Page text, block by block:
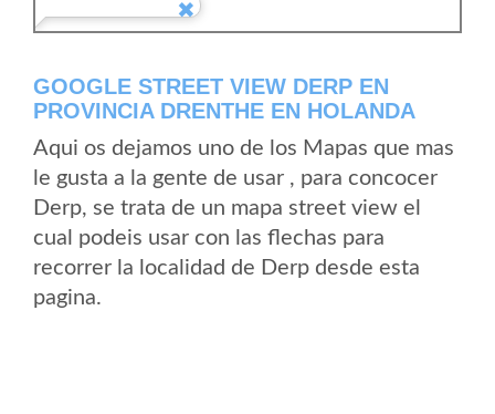
GOOGLE STREET VIEW DERP EN
PROVINCIA DRENTHE EN HOLANDA
Aqui os dejamos uno de los Mapas que mas
le gusta a la gente de usar , para concocer
Derp, se trata de un mapa street view el
cual podeis usar con las flechas para
recorrer la localidad de Derp desde esta
pagina.